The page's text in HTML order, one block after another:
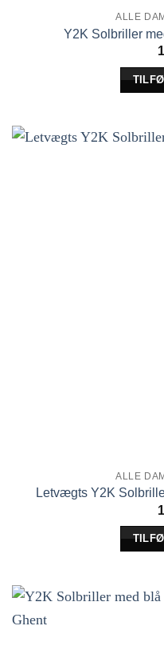
ALLE
Y2K Solbriller
ALLE
Letvægts Y2K